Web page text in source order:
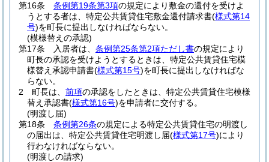
第16条
条例第19条第3項の規定により敷金の還付を受けよ
うとする者は、特定公共賃貸住宅敷金還付請求書(様式第14
号)を町長に提出しなければならない。
(模様替えの承認)
第17条
入居者は、 条例第25条第2項ただし書の規定により
町長の承認を受けようとするときは、特定公共賃貸住宅模
様替え承認申請書(様式第15号)を町長に提出しなければな
らない。
2
町長は、 前項の承認をしたときは、特定公共賃貸住宅模様
替え承認書(様式第16号)を申請者に交付する。
(明渡し届)
第18条
条例第26条の規定による特定公共賃貸住宅の明渡し
の届出は、特定公共賃貸住宅明渡し届(様式第17号)により
行わなければならない。
(明渡しの請求)